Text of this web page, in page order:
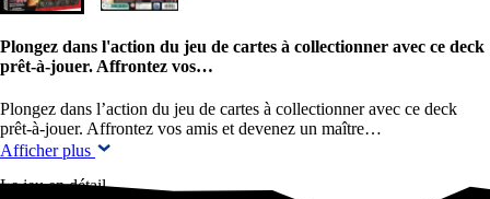
Plongez dans l'action du jeu de cartes à collectionner avec ce deck
prêt-à-jouer. Affrontez vos…
Plongez dans l’action du jeu de cartes à collectionner avec ce deck
prêt-à-jouer. Affrontez vos amis et devenez un maître…
Afficher plus
Le jeu en détail